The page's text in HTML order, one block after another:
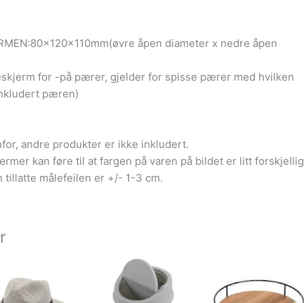
åpen diameter x nedre åpen
for -på pærer, gjelder for spisse pærer med hvilken
pæren)
andre produkter er ikke inkludert.
kan føre til at fargen på varen på bildet er litt forskjellig
tillatte målefeilen er +/- 1-3 cm.